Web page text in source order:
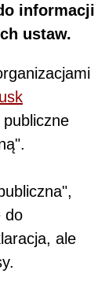
informacji
ustaw.
do
ale